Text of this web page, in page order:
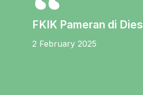
FKIK Pameran di
2 February 2025